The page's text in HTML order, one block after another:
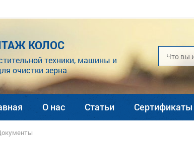
КОЛОС
техники, машины и
очистки зерна
О нас Статьи Сертификаты